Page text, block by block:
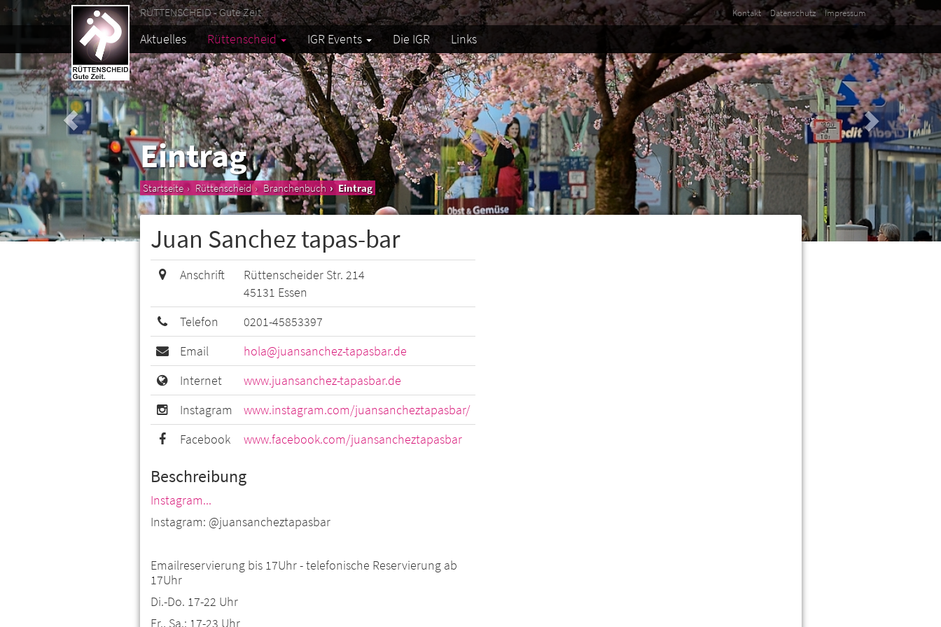
RÜTTENSCHEID - Gute Zeit. Kontakt Datenschutz Impressum
Aktuelles Rüttenscheid IGR Events Die IGR Links
Eintrag
Startseite Rüttenscheid Branchenbuch Eintrag
Juan Sanchez tapas-bar
Anschrift
Rüttenscheider Str. 214
45131 Essen
Telefon
0201-45853397
Email
hola@juansanchez-tapasbar.de
Internet
www.juansanchez-tapasbar.de
Instagram
www.instagram.com/juansancheztapasbar/
Facebook
www.facebook.com/juansancheztapasbar
Beschreibung
Instagram...
Instagram: @juansancheztapasbar
Emailreservierung bis 17Uhr - telefonische Reservierung ab
17Uhr
Di.-Do. 17-22 Uhr
Fr., Sa.: 17-23 Uhr